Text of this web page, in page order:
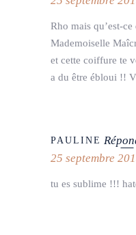
Rho mais qu’est-
Mademoiselle
et cette coiffure te
a du être ébloui !!
PAULINE
25 septembre
tu es sublime !!!